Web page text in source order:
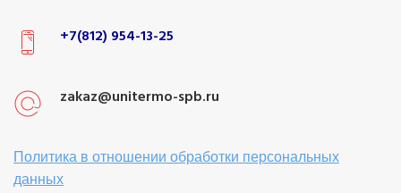
+7(812) 954-13-25
zakaz@unitermo-spb.ru
Политика в отношении обработки персональных
данных